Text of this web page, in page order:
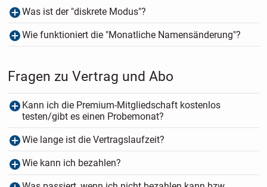
Was ist der "diskrete Modus"?
Wie funktioniert die "Monatliche Namensänderung"?
Fragen zu Vertrag und Abo
Kann ich die Premium-Mitgliedschaft kostenlos
testen/gibt es einen Probemonat?
Wie lange ist die Vertragslaufzeit?
Wie kann ich bezahlen?